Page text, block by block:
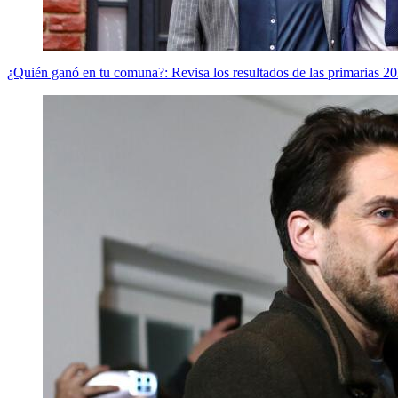
¿Quién ganó en tu comuna?: Revisa los resultados de las primarias